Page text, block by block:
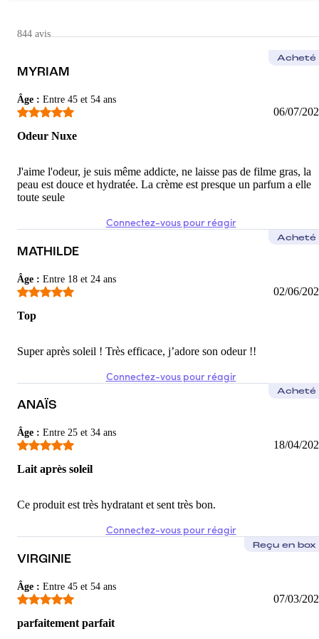
Parfait
Imene
Les meilleures crèmes pour le corps
5/5
844 avis
MYRIAM
Âge : Entre 45 et 54 ans
Acheté
06/07/
Odeur Nuxe
J'aime l'odeur, je suis même addicte, ne laisse pas de filme gras, la
peau est douce et hydratée. La crème est presque un parfum a elle
toute seule
Connectez-vous pour réagir
MATHILDE
Âge : Entre 18 et 24 ans
Acheté
02/06/
Top
Super après soleil ! Très efficace, j’adore son odeur !!
Connectez-vous pour réagir
ANAÏS
Âge : Entre 25 et 34 ans
Acheté
18/04/
Lait après soleil
Ce produit est très hydratant et sent très bon.
Connectez-vous pour réagir
VIRGINIE
Âge : Entre 45 et 54 ans
Reçu en box
07/03/
parfaitement parfait